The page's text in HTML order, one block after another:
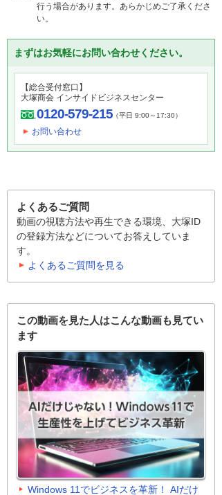
行う場合があります。あらかじめご了承くださ
い。
まずはお気軽にお問い合わせください。
【総合受付窓口】
大塚商会 インサイドビジネスセンター
0120-579-215（平日 9:00～17:30）
お問い合わせ
よくあるご質問
動画の視聴方法や再生できる環境、大塚ID
の登録方法などについてお答えしていま
す。
よくあるご質問を見る
この動画を見た人はこんな動画も見てい
ます
Windows 11でビジネスを革新！ AIだけ